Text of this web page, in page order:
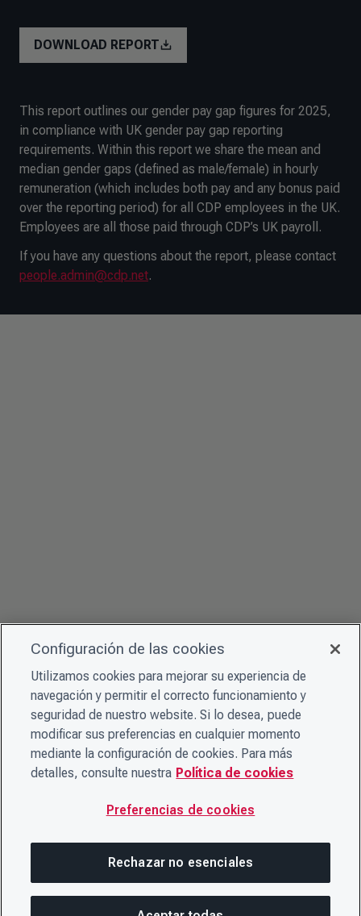
DOWNLOAD REPORT
This report outlines our gender pay gap figures for 2025,
in compliance with UK gender pay gap reporting
requirements. Within this report we share the mean and
median gender gaps (defined as male/female) in hourly
remuneration (which includes both pay and any bonus paid
over the reporting period) for all CDP employees in the UK.
Employees are all those paid through CDP’s UK payroll.
If you have any questions about the report, please contact
people.admin@cdp.net.
Configuración de las cookies
Utilizamos cookies para mejorar su experiencia de
navegación y permitir el correcto funcionamiento y
seguridad de nuestro website. Si lo desea, puede
modificar sus preferencias en cualquier momento
mediante la configuración de cookies. Para más
detalles, consulte nuestra Política de cookies
Preferencias de cookies
Rechazar no esenciales